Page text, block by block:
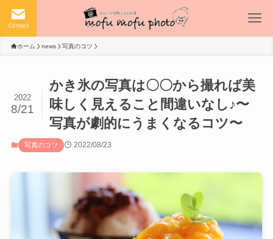
Contact
ホーム news 写真のコツ
かき氷の写真は〇〇から撮れば美
味しく見えること間違いなし♪〜
写真が劇的にうまくなるコツ〜
2022
8/21
写真のコツ 2022/08/23